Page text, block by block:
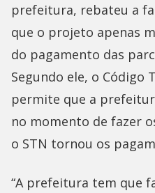
prefeitura, rebateu a
que o projeto apenas
do pagamento das
Segundo ele, o Código
permite que a
no momento de fazer
o STN tornou os
“A prefeitura tem que